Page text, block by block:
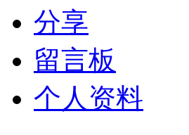
分享
留言板
个人资料